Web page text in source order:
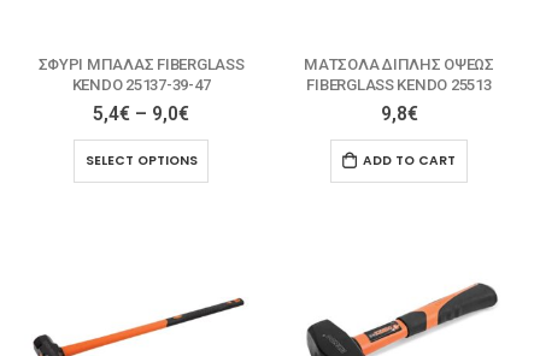
ΣΦΥΡΙ ΜΠΑΛΑΣ FIBERGLASS
KENDO 25137-39-47
5,4€ – 9,0€
SELECT OPTIONS
ΜΑΤΣΟΛΑ ΔΙΠΛΗΣ ΟΨΕΩΣ
FIBERGLASS KENDO 25513
9,8€
ADD TO CART